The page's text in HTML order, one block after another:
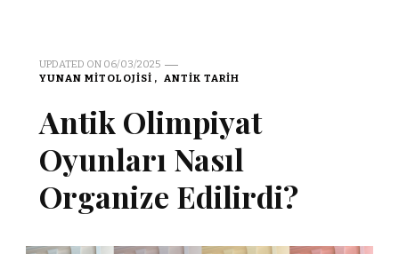
UPDATED ON 06/03/2025
YUNAN MITOLOJISI
ANTIK TARIH
Antik Olimpiyat
Oyunları Nasıl
Organize Edilirdi?